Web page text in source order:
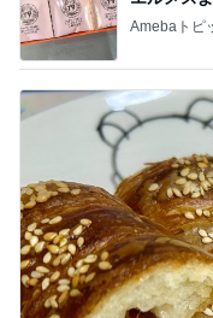
当選し無料で引き換えた
Amebaトピックス 12時間前
注文住宅